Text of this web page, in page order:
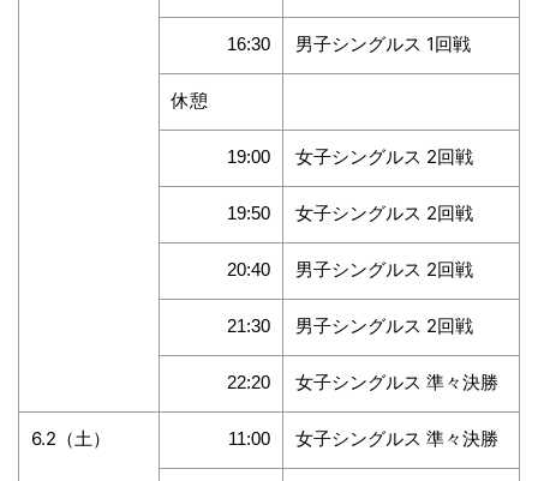
16:30 男子シングルス 1回戦
休憩
19:00 女子シングルス 2回戦
19:50 女子シングルス 2回戦
20:40 男子シングルス 2回戦
21:30 男子シングルス 2回戦
22:20 女子シングルス 準々決勝
6.2（土） 11:00 女子シングルス 準々決勝